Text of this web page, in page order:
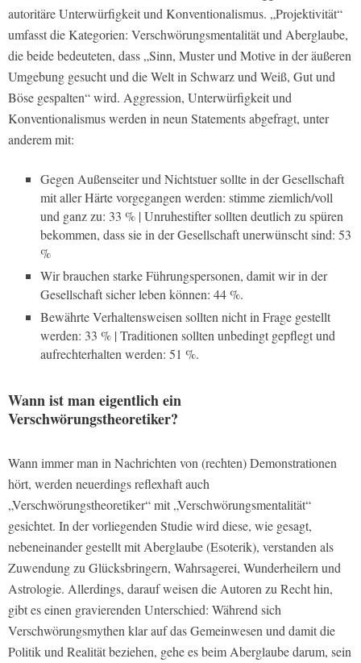
autoritäre Unterwürfigkeit und Konventionalismus. „Projektivität“
umfasst die Kategorien: Verschwörungsmentalität und Aberglaube,
die beide bedeuteten, dass „Sinn, Muster und Motive in der äußeren
Umgebung gesucht und die Welt in Schwarz und Weiß, Gut und
Böse gespalten“ wird. Aggression, Unterwürfigkeit und
Konventionalismus werden in neun Statements abgefragt, unter
anderem mit:
Gegen Außenseiter und Nichtstuer sollte in der Gesellschaft
mit aller Härte vorgegangen werden: stimme ziemlich/voll
und ganz zu: 33 % | Unruhestifter sollten deutlich zu spüren
bekommen, dass sie in der Gesellschaft unerwünscht sind: 53
%
Wir brauchen starke Führungspersonen, damit wir in der
Gesellschaft sicher leben können: 44 %.
Bewährte Verhaltensweisen sollten nicht in Frage gestellt
werden: 33 % | Traditionen sollten unbedingt gepflegt und
aufrechterhalten werden: 51 %.
Wann ist man eigentlich ein
Verschwörungstheoretiker?
Wann immer man in Nachrichten von (rechten) Demonstrationen
hört, werden neuerdings reflexhaft auch
„Verschwörungstheoretiker“ mit „Verschwörungsmentalität“
gesichtet. In der vorliegenden Studie wird diese, wie gesagt,
nebeneinander gestellt mit Aberglaube (Esoterik), verstanden als
Zuwendung zu Glücksbringern, Wahrsagerei, Wunderheilern und
Astrologie. Allerdings, darauf weisen die Autoren zu Recht hin,
gibt es einen gravierenden Unterschied: Während sich
Verschwörungsmythen klar auf das Gemeinwesen und damit die
Politik und Realität beziehen, gehe es beim Aberglaube darum, sein